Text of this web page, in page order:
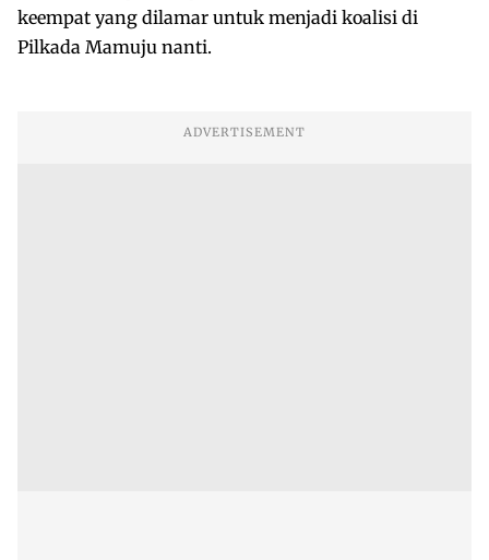
keempat yang dilamar untuk menjadi koalisi di
Pilkada Mamuju nanti.